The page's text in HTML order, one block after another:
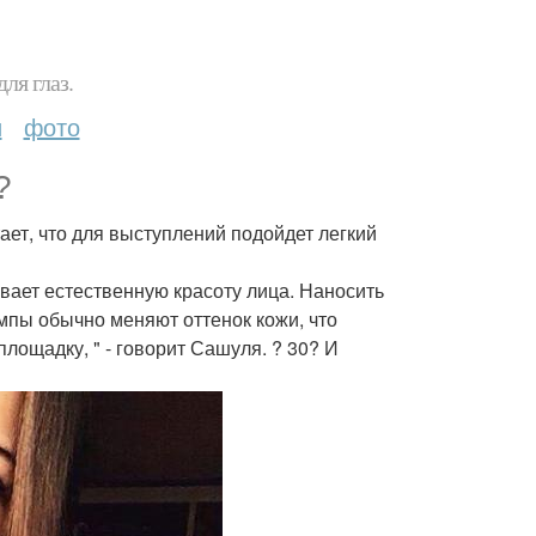
глаз.
фото
что для выступлений подойдет легкий
естественную красоту лица. Наносить
обычно меняют оттенок кожи, что
" - говорит Сашуля. ? 30? И